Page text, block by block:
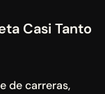
Casi Tanto
de carreras,